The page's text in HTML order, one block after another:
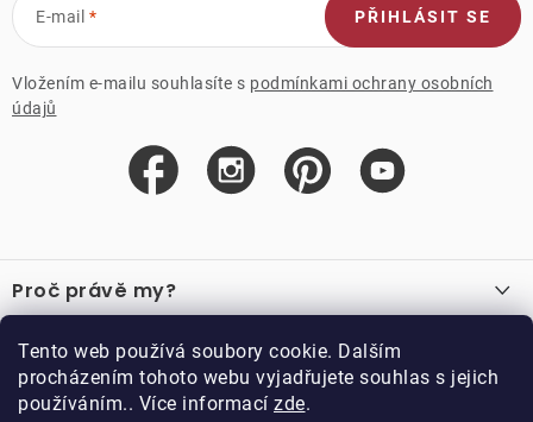
Tento web používá soubory cookie. Dalším
procházením tohoto webu vyjadřujete souhlas s jejich
používáním.. Více informací zde.
E-mail
Vložením e-mailu souhlasíte s podmínkami ochrany osobních
údajů
PŘIHLÁSIT SE
á
p
a
Proč právě my?
Recenze
Důležité odkazy
Velkoobchod
O nákupu